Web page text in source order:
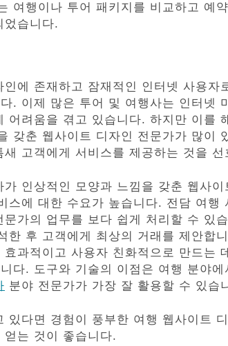
여행이나 투어 패키지를 비교하고 예
었습니다.
에 존재하고 잠재적인 인터넷 사용자
. 이제 많은 투어 및 여행사는 인터넷
어려움을 겪고 있습니다. 하지만 이를
갖춘 웹사이트 디자인 전문가가 많이
고객에게 서비스를 제공하는 것을 선
인상적인 모양과 느낌을 갖춘 웹사이
스에 대한 수요가 높습니다. 전담 여행
가의 업무를 보다 쉽게 ​​처리할 수 있
한 후 고객에게 최상의 거래를 제안합
과적이고 사용자 친화적으로 만드는
다. 도구와 기술의 이점은 여행 분야
분야 전문가가 가장 잘 활용할 수 있습
있다면 경험이 풍부한 여행 웹사이트
얻는 것이 좋습니다.